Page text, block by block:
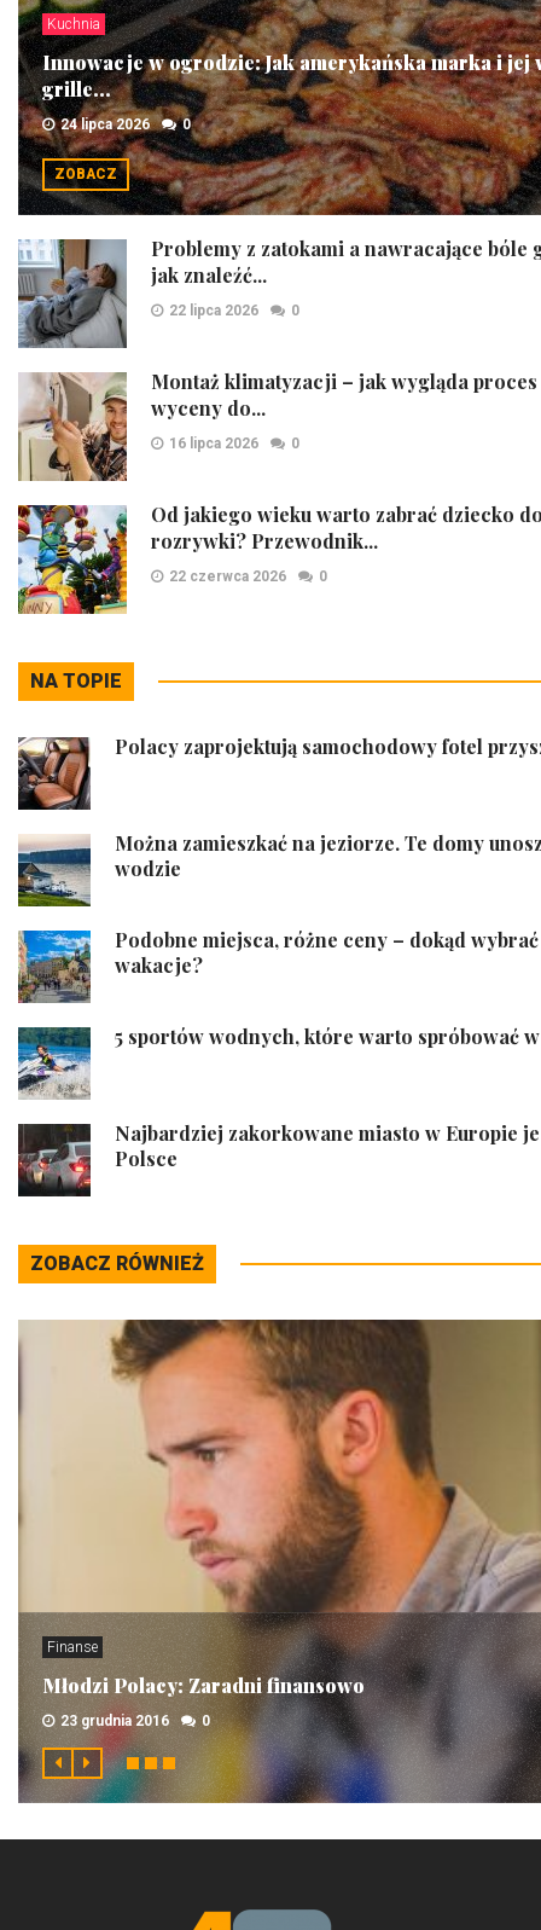
Kuchnia
Innowacje w ogrodzie: Jak amerykańska marka i jej
grille...
24 lipca 2026 0
ZOBACZ
Problemy z zatokami a nawracające bóle
jak znaleźć...
22 lipca 2026 0
Montaż klimatyzacji – jak wygląda
wyceny do...
16 lipca 2026 0
Od jakiego wieku warto zabrać dziecko
rozrywki? Przewodnik...
22 czerwca 2026 0
NA TOPIE
Polacy zaprojektują samochodowy fotel
Można zamieszkać na jeziorze. Te domy
wodzie
Podobne miejsca, różne ceny – dokąd
wakacje?
5 sportów wodnych, które warto spróbować
Najbardziej zakorkowane miasto w Europie
Polsce
ZOBACZ RÓWNIEŻ
Finanse
Młodzi Polacy: Zaradni finansowo
23 grudnia 2016 0